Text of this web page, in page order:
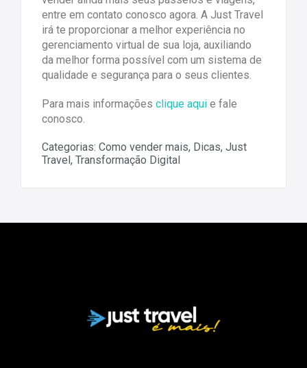
entre em contato conosco agora. A Just Travel
irá te proporcionar a melhor experiência no
gerenciamento virtual de sua loja, auxiliando
da melhor forma possível com um sistema de
qualidade e segurança para o seus clientes.
Para mais informações clique aqui e fale
conosco.
Categorias: Como vender mais, Dicas, Just
Travel, Transformação Digital